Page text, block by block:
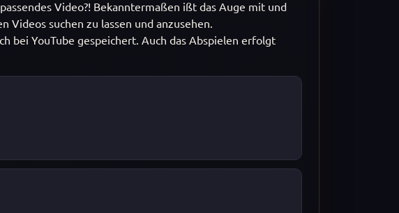
Video?! Bekanntermaßen ißt das Auge mit und
Videos suchen zu lassen und anzusehen.
bei YouTube gespeichert. Auch das Abspielen erfolgt